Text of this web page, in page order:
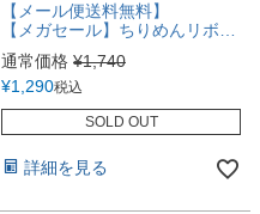
【メール便送料無料】
【メガセール】ちりめんリボン ヘアクリップ 大きめ 和髪飾り キッズ おしゃれ 和装アクセサリー ヘアアクセサリー 《メール便優先商品》YUP4
通常価格 ¥1,740
¥1,290税込
SOLD OUT
詳細を見る